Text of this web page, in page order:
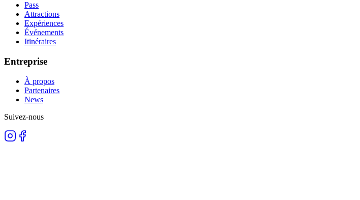
Pass
Attractions
Expériences
Événements
Itinéraires
Entreprise
À propos
Partenaires
News
Suivez-nous